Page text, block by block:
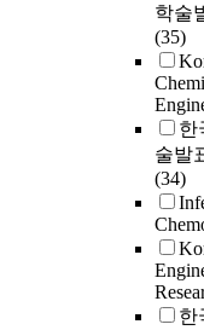
학술
(35)
한
술발
(34)
한